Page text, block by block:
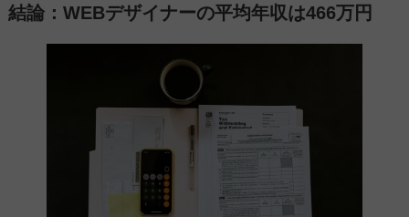
結論：WEBデザイナーの平均年収は466万円